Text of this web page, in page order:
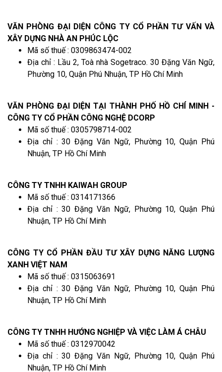
VĂN PHÒNG ĐẠI DIỆN CÔNG TY CỔ PHẦN TƯ VẤN VÀ
XÂY DỰNG NHÀ AN PHÚC LỘC
Mã số thuế : 0309863474-002
Địa chỉ : Lầu 2, Toà nhà Sogetraco. 30 Đặng Văn Ngữ,
Phường 10, Quận Phú Nhuận, TP Hồ Chí Minh
VĂN PHÒNG ĐẠI DIỆN TẠI THÀNH PHỐ HỒ CHÍ MINH -
CÔNG TY CỔ PHẦN CÔNG NGHỆ DCORP
Mã số thuế : 0305798714-002
Địa chỉ : 30 Đặng Văn Ngữ, Phường 10, Quận Phú
Nhuận, TP Hồ Chí Minh
CÔNG TY TNHH KAIWAH GROUP
Mã số thuế : 0314171366
Địa chỉ : 30 Đặng Văn Ngữ, Phường 10, Quận Phú
Nhuận, TP Hồ Chí Minh
CÔNG TY CỔ PHẦN ĐẦU TƯ XÂY DỰNG NĂNG LƯỢNG
XANH VIỆT NAM
Mã số thuế : 0315063691
Địa chỉ : 30 Đặng Văn Ngữ, Phường 10, Quận Phú
Nhuận, TP Hồ Chí Minh
CÔNG TY TNHH HƯỚNG NGHIỆP VÀ VIỆC LÀM Á CHÂU
Mã số thuế : 0312970042
Địa chỉ : 30 Đặng Văn Ngữ, Phường 10, Quận Phú
Nhuận, TP Hồ Chí Minh